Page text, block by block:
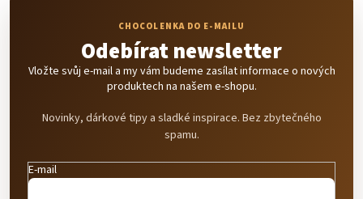
Odebírat newsletter
Vložte svůj e-mail a my vám budeme zasílat informace o nových
produktech na našem e-shopu.
Novinky, dárkové tipy a sladké inspirace. Bez zbytečného
spamu.
E-mail